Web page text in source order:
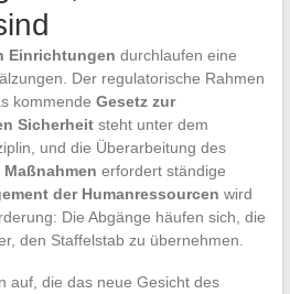
Einrichtungen durchlaufen eine
Der regulatorische Rahmen
kommende Gesetz zur
Sicherheitsteht unter dem
und die Überarbeitung des
erfordert ständige
der Humanressourcen wird
Die Abgänge häufen sich, die
den Staffelstab zu übernehmen.
auf, die das neue Gesicht des